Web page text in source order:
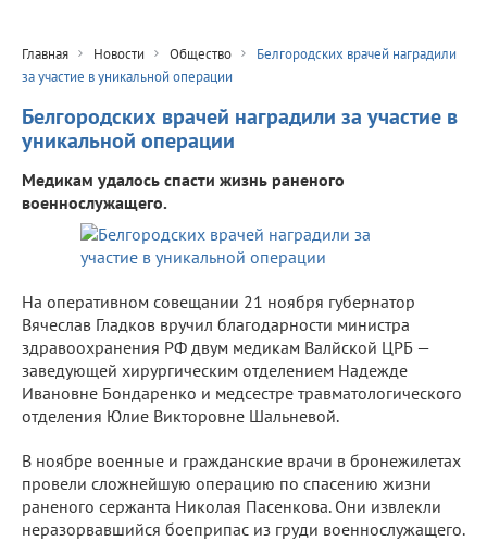
Главная Новости Общество
Белгородских врачей наградили
за участие в уникальной операции
Белгородских врачей наградили за участие в
уникальной операции
Медикам удалось спасти жизнь раненого
военнослужащего.
На оперативном совещании 21 ноября губернатор
Вячеслав Гладков вручил благодарности министра
здравоохранения РФ двум медикам Валйской ЦРБ —
заведующей хирургическим отделением Надежде
Ивановне Бондаренко и медсестре травматологического
отделения Юлие Викторовне Шальневой.
В ноябре военные и гражданские врачи в бронежилетах
провели сложнейшую операцию по спасению жизни
раненого сержанта Николая Пасенкова. Они извлекли
неразорвавшийся боеприпас из груди военнослужащего.